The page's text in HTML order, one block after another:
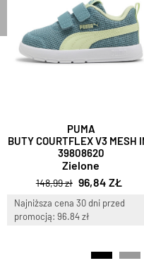
PUMA
BUTY COURTFLEX V3 MESH
39808620
Zielone
148,99 zł 96,84 ZŁ
Najniższa cena 30 dni przed
promocją: 96.84 zł